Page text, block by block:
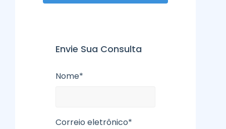
Envie Sua Consulta
Nome*
Correio eletrônico*